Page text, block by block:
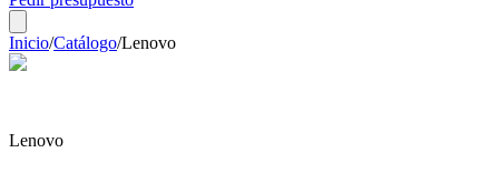
Inicio/Catálogo/Lenovo
Lenovo